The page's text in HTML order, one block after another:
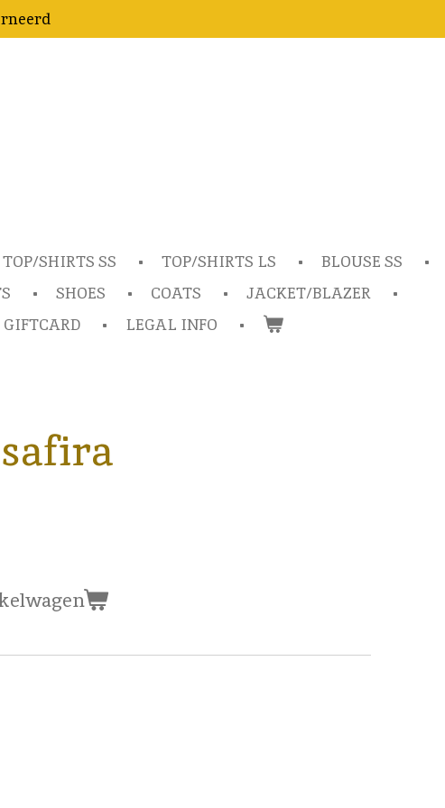
TOP/SHIRTS SS TOP/SHIRTS LS
BLOUSE SS
SHOES COATS
JACKET/BLAZER
GIFTCARD LEGAL INFO
safira